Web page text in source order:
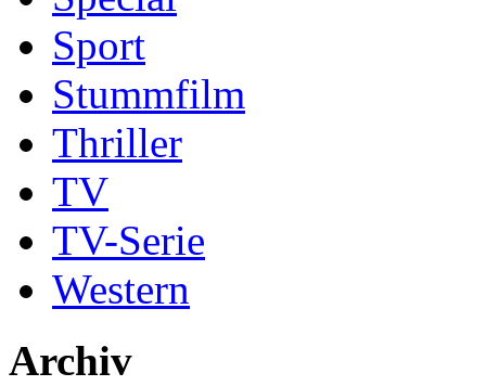
Sport
Stummfilm
Thriller
TV
TV-Serie
Western
Archiv